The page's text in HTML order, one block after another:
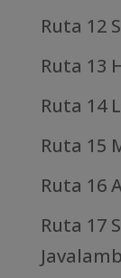
Ruta 12
Ruta 13
Ruta 14
Ruta 15
Ruta 16
Ruta 17